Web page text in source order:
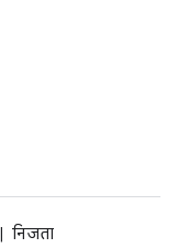
निजता